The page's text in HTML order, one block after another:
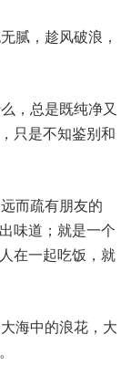
腻，趁风破浪，
，总是既纯净又
只是不知鉴别和
而疏有朋友的
味道；就是一个
在一起吃饭，就
海中的浪花，大